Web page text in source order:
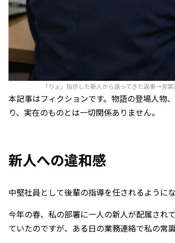
「りょ」指示した新人から返ってきた返事→言
本記事はフィクションです。物語の登場人物
り、実在のものとは一切関係ありません。
新人への違和感
中堅社員として後輩の指導を任されるように
今年の春、私の部署に一人の新人が配属され
ていたのですが、ある日の業務連絡で私の常